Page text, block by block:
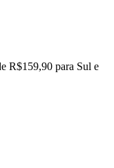
R$159,90 para Sul e